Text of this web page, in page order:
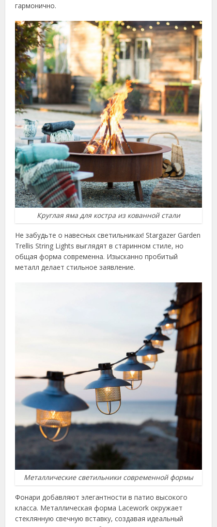
гармонично.
Круглая яма для костра из кованной стали
Не забудьте о навесных светильниках! Stargazer Garden
Trellis String Lights выглядят в старинном стиле, но
общая форма современна. Изысканно пробитый
металл делает стильное заявление.
Металлические светильники современной формы
Фонари добавляют элегантности в патио высокого
класса. Металлическая форма Lacework окружает
стеклянную свечную вставку, создавая идеальный